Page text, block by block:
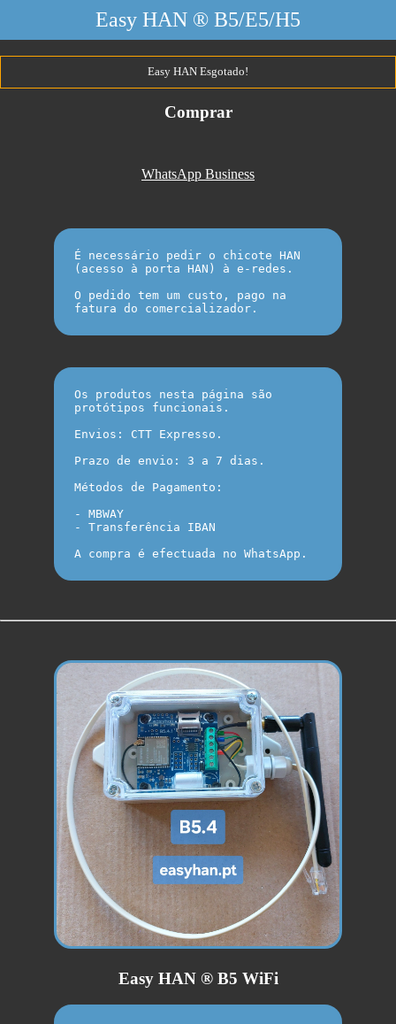
Easy HAN ® B5/E5/H5
Easy HAN Esgotado!
Comprar
WhatsApp Business
É necessário pedir o chicote HAN
(acesso à porta HAN) à e-redes.
O pedido tem um custo, pago na
Os produtos nesta página são
protótipos funcionais.
Envios: CTT Expresso.
Prazo de envio: 3 a 7 dias.
Métodos de Pagamento:
- MBWAY
- Transferência IBAN
Easy HAN ® B5 WiFi